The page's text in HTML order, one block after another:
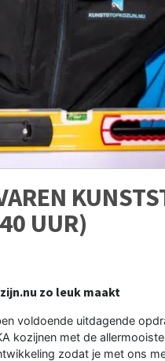
UUR)
zo leuk maakt
voldoende uitdagende
kozijnen met de
zodat je met ons